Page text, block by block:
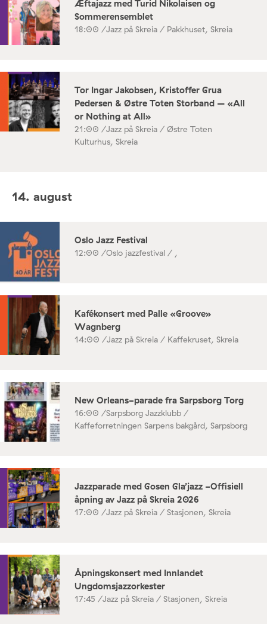
Æftajazz med Turid Nikolaisen og
Sommerensemblet
18:00 /Jazz på Skreia / Pakkhuset, Skreia
Tor Ingar Jakobsen, Kristoffer Grua
Pedersen & Østre Toten Storband – «All
or Nothing at All»
21:00 /Jazz på Skreia / Østre Toten
Kulturhus, Skreia
14. august
Oslo Jazz Festival
12:00 /Oslo jazzfestival / ,
Kafékonsert med Palle «Groove»
Wagnberg
14:00 /Jazz på Skreia / Kaffekruset, Skreia
New Orleans-parade fra Sarpsborg Torg
16:00 /Sarpsborg Jazzklubb /
Kaffeforretningen Sarpens bakgård, Sarpsborg
Jazzparade med Gosen Gla’jazz -Offisiell
åpning av Jazz på Skreia 2026
17:00 /Jazz på Skreia / Stasjonen, Skreia
Åpningskonsert med Innlandet
Ungdomsjazzorkester
17:45 /Jazz på Skreia / Stasjonen, Skreia